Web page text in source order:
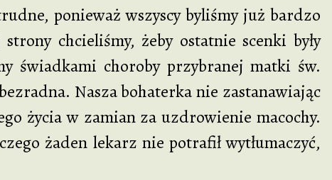
ponieważ wszyscy byliśmy już bardzo
chcieliśmy, żeby ostatnie scenki były
świadkami choroby przybranej matki św.
Nasza bohaterka nie zastanawiając
życia w zamian za uzdrowienie macochy.
żaden lekarz nie potrafił wytłumaczyć,